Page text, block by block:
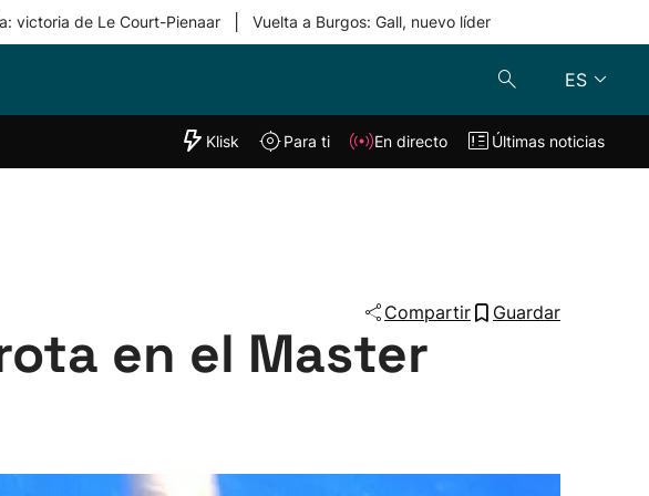
victoria de Le Court-Pienaar Vuelta a Burgos: Gall, nuevo líder
ES
"Helmuga"
Klisk En directo
Klisk Para ti En directo Últimas noticias
Compartir Guardar
en el Master